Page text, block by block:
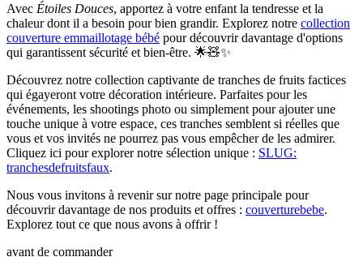
Avec Étoiles Douces, apportez à votre enfant la tendresse et la
chaleur dont il a besoin pour bien grandir. Explorez notre collection
couverture emmaillotage bébé pour découvrir davantage d'options
qui garantissent sécurité et bien-être. 🌟🧸✨
Découvrez notre collection captivante de tranches de fruits factices
qui égayeront votre décoration intérieure. Parfaites pour les
événements, les shootings photo ou simplement pour ajouter une
touche unique à votre espace, ces tranches semblent si réelles que
vous et vos invités ne pourrez pas vous empêcher de les admirer.
Cliquez ici pour explorer notre sélection unique : SLUG:
tranchesdefruitsfaux.
Nous vous invitons à revenir sur notre page principale pour
découvrir davantage de nos produits et offres : couverturebebe.
Explorez tout ce que nous avons à offrir !
avant de commander